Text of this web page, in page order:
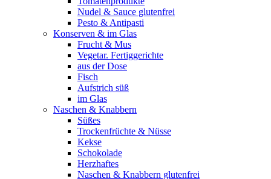
Nudel & Sauce glutenfrei
Pesto & Antipasti
Konserven & im Glas
Frucht & Mus
Vegetar. Fertiggerichte
aus der Dose
Fisch
Aufstrich süß
im Glas
Naschen & Knabbern
Süßes
Trockenfrüchte & Nüsse
Kekse
Schokolade
Herzhaftes
Naschen & Knabbern glutenfrei